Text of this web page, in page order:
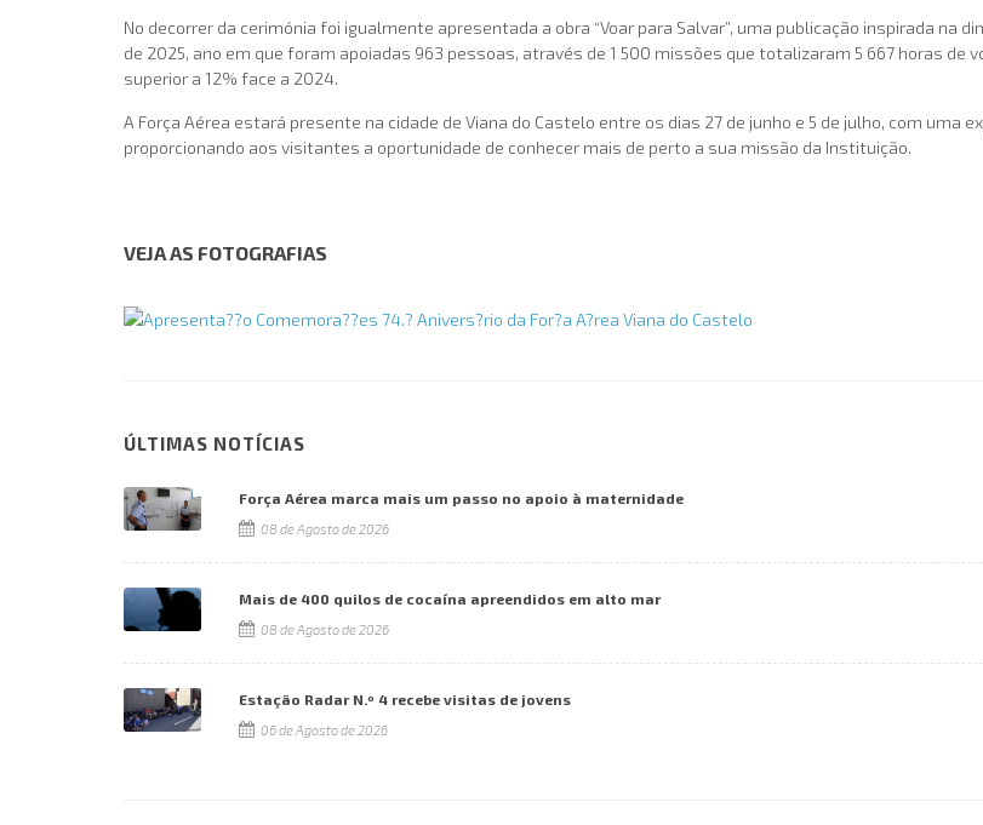
No decorrer da cerimónia foi igualmente apresentada a obra “Voar para Salvar”, uma publicação inspirada na
de 2025, ano em que foram apoiadas 963 pessoas, através de 1 500 missões que totalizaram 5 667 horas de
superior a 12% face a 2024.
A Força Aérea estará presente na cidade de Viana do Castelo entre os dias 27 de junho e 5 de julho, com uma
proporcionando aos visitantes a oportunidade de conhecer mais de perto a sua missão da Instituição.
VEJA AS FOTOGRAFIAS
ÚLTIMAS NOTÍCIAS
Força Aérea marca mais um passo no apoio à maternidade
08 de Agosto de 2026
Mais de 400 quilos de cocaína apreendidos em alto mar
08 de Agosto de 2026
Estação Radar N.º 4 recebe visitas de jovens
06 de Agosto de 2026